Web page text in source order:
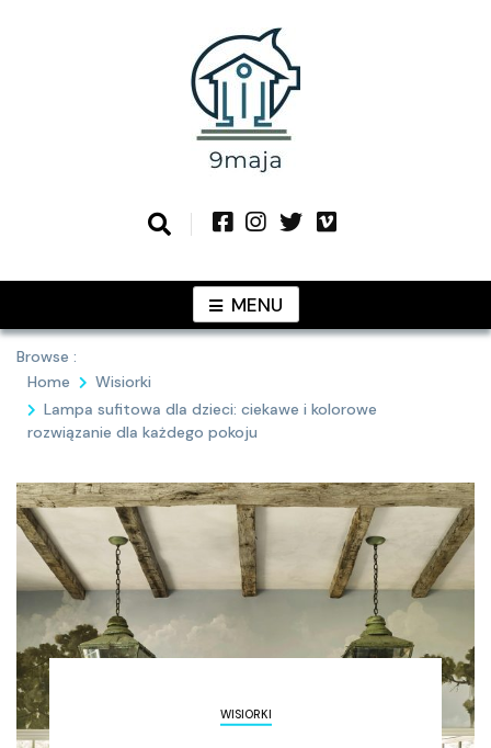
9MAJApomysłami
MENU
Browse :
Home
Wisiorki
Lampa sufitowa dla dzieci: ciekawe i kolorowe
rozwiązanie dla każdego pokoju
WISIORKI